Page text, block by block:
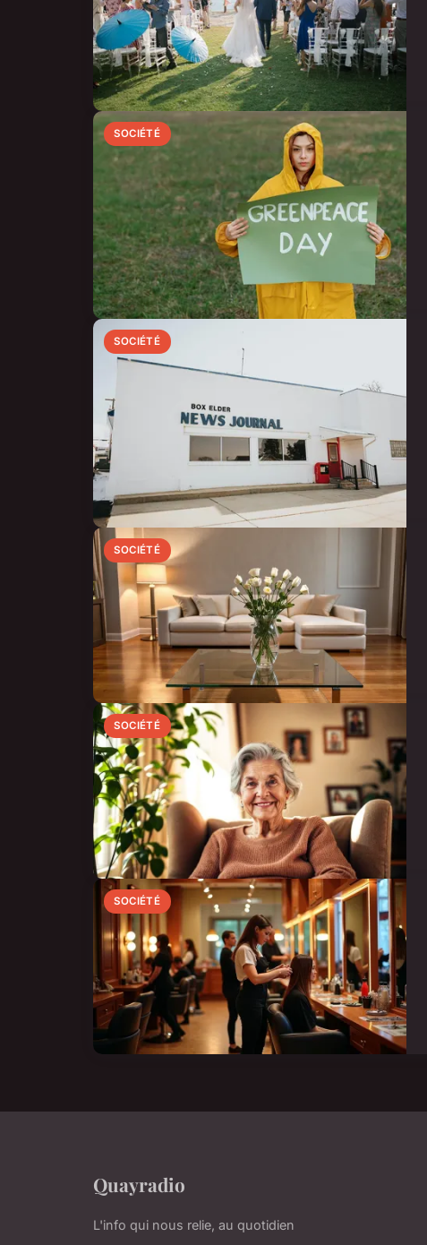
SOCIÉTÉ
SOCIÉTÉ
SOCIÉTÉ
SOCIÉTÉ
SOCIÉTÉ
Quayradio
L'info qui nous relie, au quotidien